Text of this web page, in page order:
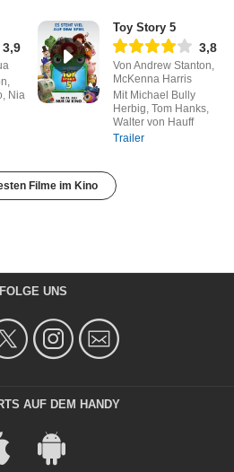
3,9
Nia
Toy Story 5
3,8
Von Andrew Stanton,
McKenna Harris
Mit Michael Bully
Herbig, Tom Hanks,
Walter von Hauff
Trailer
Filme im Kino
FOLGE UNS
AUF DEM HANDY